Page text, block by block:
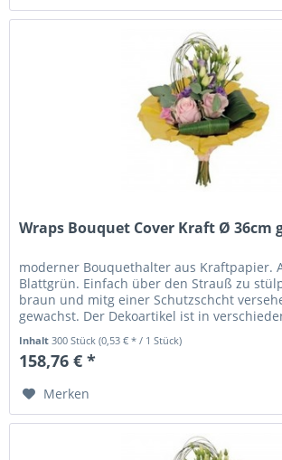
Wraps Bouquet Cover Kraft Ø 36cm
moderner Bouquethalter aus Kraftpapier.
Blattgrün. Einfach über den Strauß zu
braun und mitg einer Schutzschcht
gewachst. Der Dekoartikel ist in
Inhalt300 Stück(0,53 € * / 1 Stück)
158,76 € *
Merken